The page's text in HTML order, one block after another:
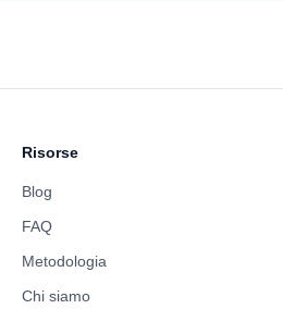
Risorse
Blog
FAQ
Metodologia
Chi siamo